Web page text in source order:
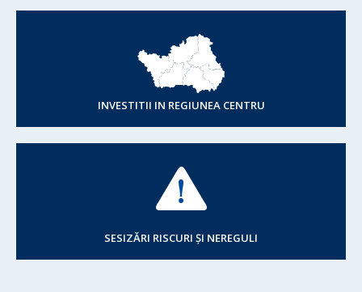
INVESTITII IN REGIUNEA CENTRU
SESIZĂRI RISCURI ȘI NEREGULI